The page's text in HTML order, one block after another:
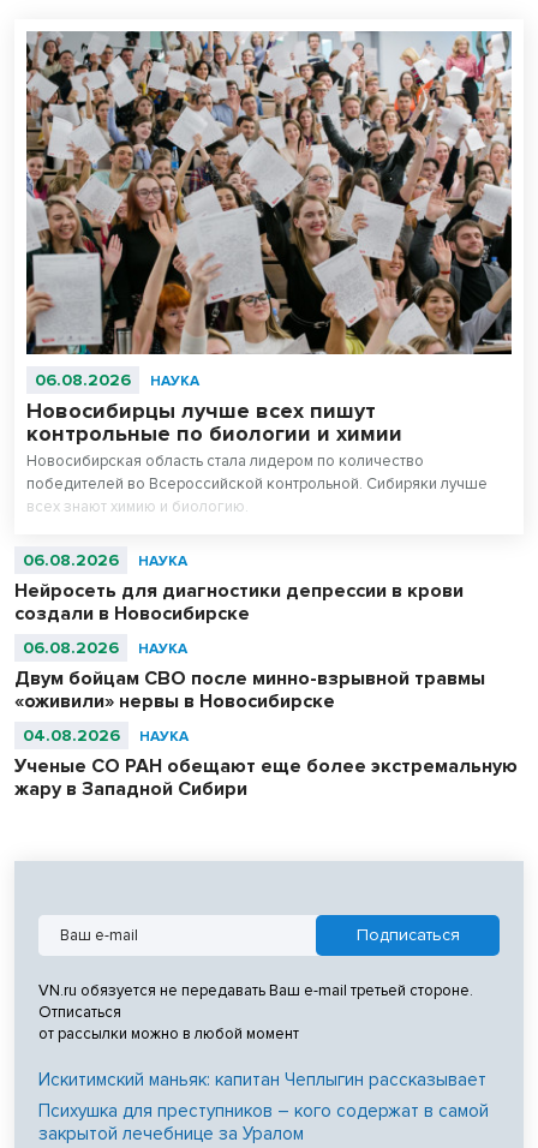
06.08.2026 НАУКА
Новосибирцы лучше всех пишут
контрольные по биологии и химии
Новосибирская область стала лидером по количество
победителей во Всероссийской контрольной. Сибиряки лучше
всех знают химию и биологию.
06.08.2026 НАУКА
Нейросеть для диагностики депрессии в крови
создали в Новосибирске
06.08.2026 НАУКА
Двум бойцам СВО после минно-взрывной травмы
«оживили» нервы в Новосибирске
04.08.2026 НАУКА
Ученые СО РАН обещают еще более экстремальную
жару в Западной Сибири
VN.ru обязуется не передавать Ваш e-mail третьей стороне.
Отписаться
от рассылки можно в любой момент
Искитимский маньяк: капитан Чеплыгин рассказывает
Психушка для преступников – кого содержат в самой
закрытой лечебнице за Уралом